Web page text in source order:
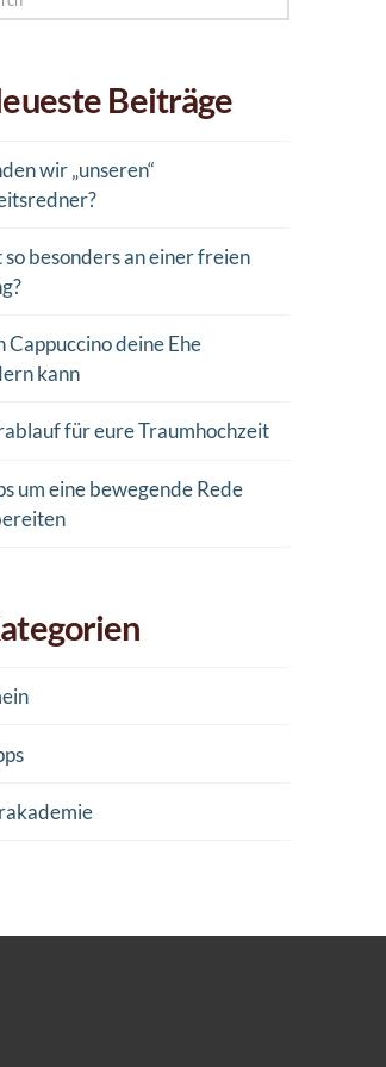
Beiträge
wir „unseren“
so besonders an einer freien
Cappuccino deine Ehe
kann
für eure Traumhochzeit
um eine bewegende Rede